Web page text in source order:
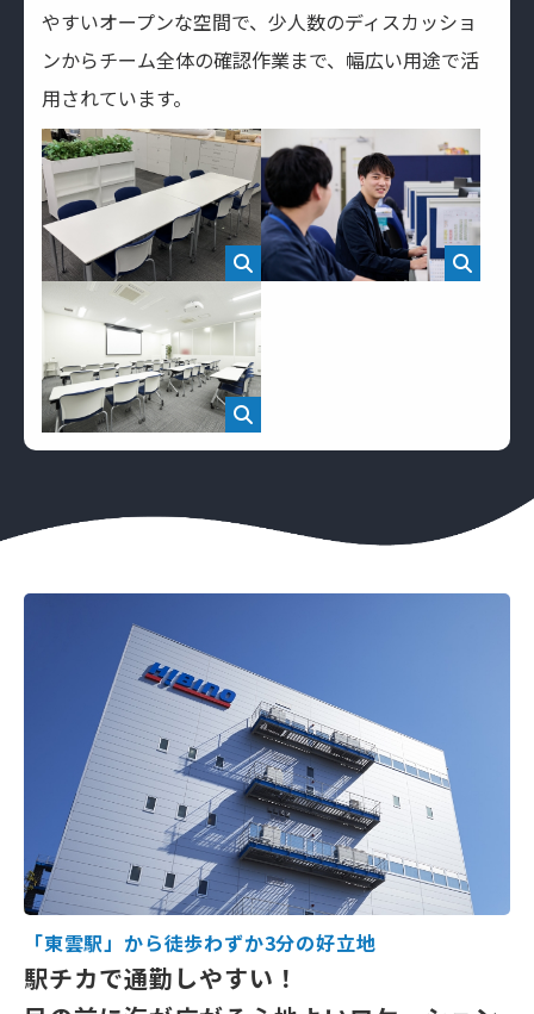
やすいオープンな空間で、少人数のディスカッショ
ンからチーム全体の確認作業まで、幅広い用途で活
用されています。
「東雲駅」から徒歩わずか3分の好立地
駅チカで通勤しやすい！